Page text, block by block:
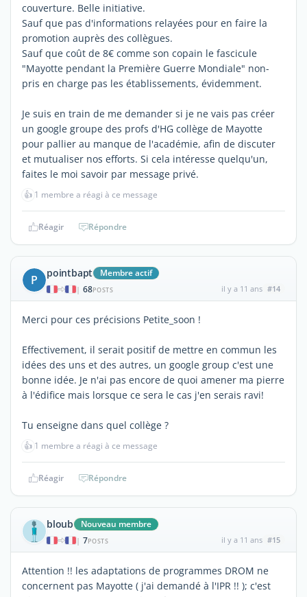
couverture. Belle initiative.
Sauf que pas d'informations relayées pour en faire la
promotion auprès des collègues.
Sauf que coût de 8€ comme son copain le fascicule
"Mayotte pendant la Première Guerre Mondiale" non-
pris en charge pas les établissements, évidemment.
Je suis en train de me demander si je ne vais pas créer
un google groupe des profs d'HG collège de Mayotte
pour pallier au manque de l'académie, afin de discuter
et mutualiser nos efforts. Si cela intéresse quelqu'un,
faites le moi savoir par message privé.
👍 1 membre a réagi à ce message
Réagir Répondre
P pointbapt Membre actif
| 68POSTS il y a 11 ans #14
Merci pour ces précisions Petite_soon !
Effectivement, il serait positif de mettre en commun les
idées des uns et des autres, un google group c'est une
bonne idée. Je n'ai pas encore de quoi amener ma pierre
à l'édifice mais lorsque ce sera le cas j'en serais ravi!
Tu enseigne dans quel collège ?
👍 1 membre a réagi à ce message
Réagir Répondre
bloub Nouveau membre
| 7POSTS il y a 11 ans #15
Attention !! les adaptations de programmes DROM ne
concernent pas Mayotte ( j'ai demandé à l'IPR !! ); c'est